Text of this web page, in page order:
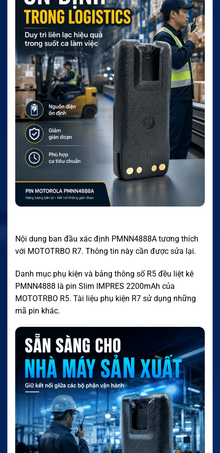
Nội dung ban đầu xác định PMNN4888A tương thích
với MOTOTRBO R7. Thông tin này cần được sửa lại.
Danh mục phụ kiện và bảng thông số R5 đều liệt kê
PMNN4888 là pin Slim IMPRES 2200mAh của
MOTOTRBO R5. Tài liệu phụ kiện R7 sử dụng những
mã pin khác.